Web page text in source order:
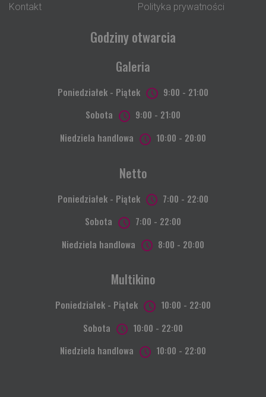
Kontakt
Polityka prywatności
Godziny otwarcia
Galeria
Poniedziałek - Piątek
9:00 - 21:00
Sobota
9:00 - 21:00
Niedziela handlowa
10:00 - 20:00
Netto
Poniedziałek - Piątek
7:00 - 22:00
Sobota
7:00 - 22:00
Niedziela handlowa
8:00 - 20:00
Multikino
Poniedziałek - Piątek
10:00 - 22:00
Sobota
10:00 - 22:00
Niedziela handlowa
10:00 - 22:00